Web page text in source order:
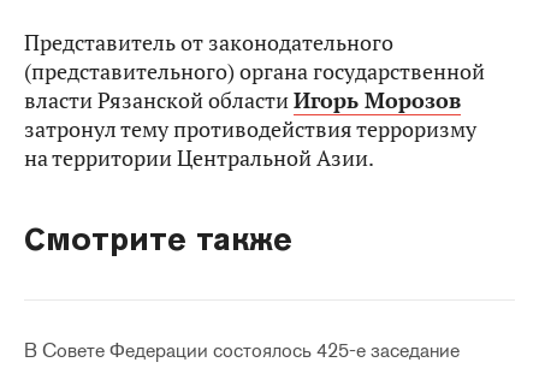
Представитель от законодательного
(представительного) органа государственной
власти Рязанской областиИгорь Морозов
затронул тему противодействия терроризму
на территории Центральной Азии.
Смотрите также
В Совете Федерации состоялось 425-е заседание